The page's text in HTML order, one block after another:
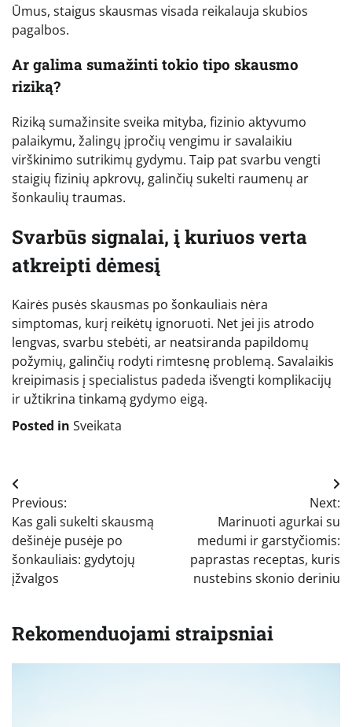
Ūmus, staigus skausmas visada reikalauja skubios
pagalbos.
Ar galima sumažinti tokio tipo skausmo
riziką?
Riziką sumažinsite sveika mityba, fizinio aktyvumo
palaikymu, žalingų įpročių vengimu ir savalaikiu
virškinimo sutrikimų gydymu. Taip pat svarbu vengti
staigių fizinių apkrovų, galinčių sukelti raumenų ar
šonkaulių traumas.
Svarbūs signalai, į kuriuos verta
atkreipti dėmesį
Kairės pusės skausmas po šonkauliais nėra
simptomas, kurį reikėtų ignoruoti. Net jei jis atrodo
lengvas, svarbu stebėti, ar neatsiranda papildomų
požymių, galinčių rodyti rimtesnę problemą. Savalaikis
kreipimasis į specialistus padeda išvengti komplikacijų
ir užtikrina tinkamą gydymo eigą.
Posted in Sveikata
Navigacija
tarp
įrašų
Previous:
Kas gali sukelti skausmą
dešinėje pusėje po
šonkauliais: gydytojų
įžvalgos
Next:
Marinuoti agurkai su
medumi ir garstyčiomis:
paprastas receptas, kuris
nustebins skonio deriniu
Rekomenduojami straipsniai